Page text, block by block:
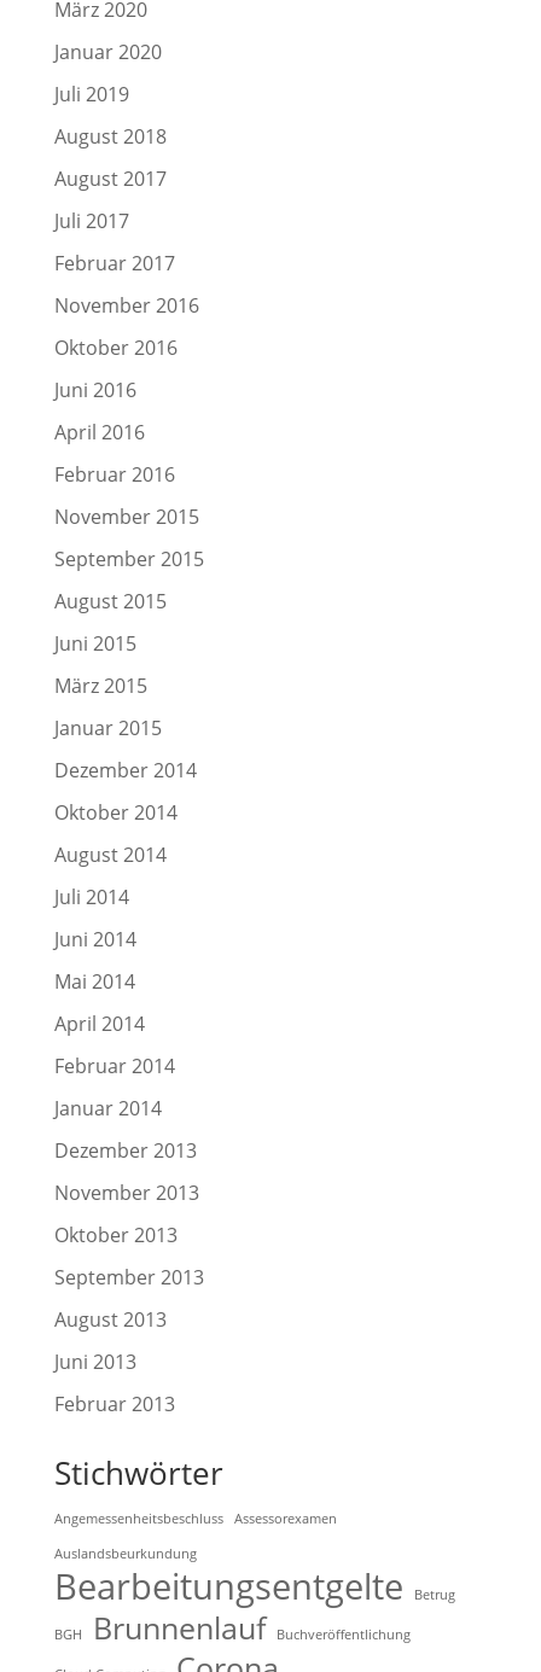
März 2020
Januar 2020
Juli 2019
August 2018
August 2017
Juli 2017
Februar 2017
November 2016
Oktober 2016
Juni 2016
April 2016
Februar 2016
November 2015
September 2015
August 2015
Juni 2015
März 2015
Januar 2015
Dezember 2014
Oktober 2014
August 2014
Juli 2014
Juni 2014
Mai 2014
April 2014
Februar 2014
Januar 2014
Dezember 2013
November 2013
Oktober 2013
September 2013
August 2013
Juni 2013
Februar 2013
Stichwörter
Angemessenheitsbeschluss Assessorexamen
Auslandsbeurkundung
Bearbeitungsentgelte Betrug
BGH Brunnenlauf Buchveröffentlichung